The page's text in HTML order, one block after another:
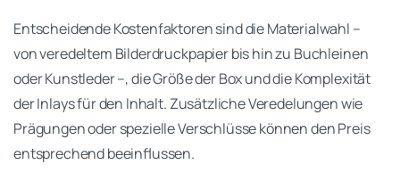
Entscheidende Kostenfaktoren sind die Materialwahl –
von veredeltem Bilderdruckpapier bis hin zu Buchleinen
oder Kunstleder –, die Größe der Box und die Komplexität
der Inlays für den Inhalt. Zusätzliche Veredelungen wie
Prägungen oder spezielle Verschlüsse können den Preis
entsprechend beeinflussen.